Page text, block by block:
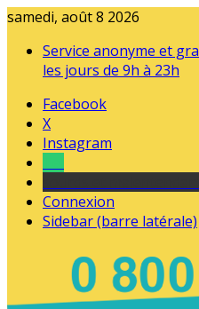
samedi, août 8 2026
Service anonyme et
les jours de 9h à 23h
Facebook
X
Instagram
Connexion
Sidebar (barre latérale)